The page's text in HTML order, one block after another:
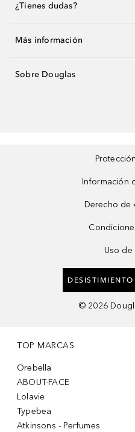
¿Tienes dudas?
Más información
Sobre Douglas
Información
Derecho de
Uso de
© 2026
TOP MARCAS
Orebella
ABOUT-FACE
Lolavie
Typebea
Atkinsons - Perfumes